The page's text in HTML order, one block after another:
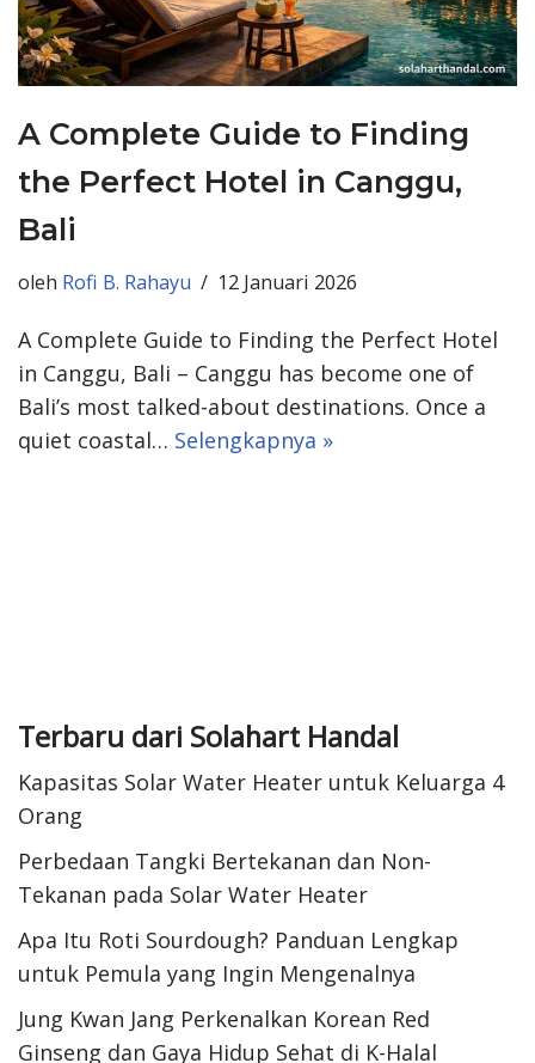
A Complete Guide to Finding
the Perfect Hotel in Canggu,
Bali
oleh Rofi B. Rahayu 12 Januari 2026
A Complete Guide to Finding the Perfect Hotel
in Canggu, Bali – Canggu has become one of
Bali’s most talked-about destinations. Once a
quiet coastal… Selengkapnya »
Terbaru dari Solahart Handal
Kapasitas Solar Water Heater untuk Keluarga 4
Orang
Perbedaan Tangki Bertekanan dan Non-
Tekanan pada Solar Water Heater
Apa Itu Roti Sourdough? Panduan Lengkap
untuk Pemula yang Ingin Mengenalnya
Jung Kwan Jang Perkenalkan Korean Red
Ginseng dan Gaya Hidup Sehat di K-Halal